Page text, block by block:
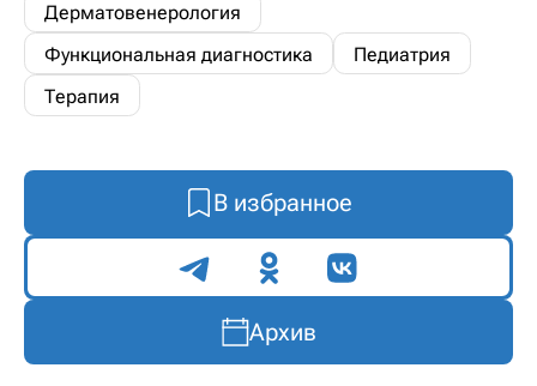
Дерматовенерология
Функциональная диагностика
Педиатрия
Терапия
В избранное
Поделиться
Архив